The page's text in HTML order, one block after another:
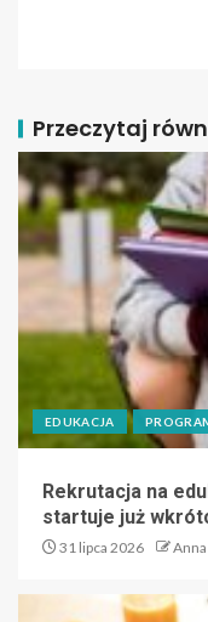
Przeczytaj
EDUKACJA
Rekrutacja na
startuje już
31 lipca 2026